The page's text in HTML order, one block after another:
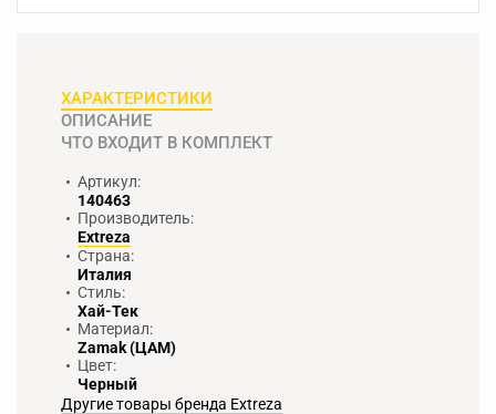
ХАРАКТЕРИСТИКИ
ОПИСАНИЕ
ЧТО ВХОДИТ В КОМПЛЕКТ
Артикул:
140463
Производитель:
Extreza
Страна:
Италия
Стиль:
Хай-Тек
Материал:
Zamak (ЦАМ)
Цвет:
Черный
Другие товары бренда Extreza